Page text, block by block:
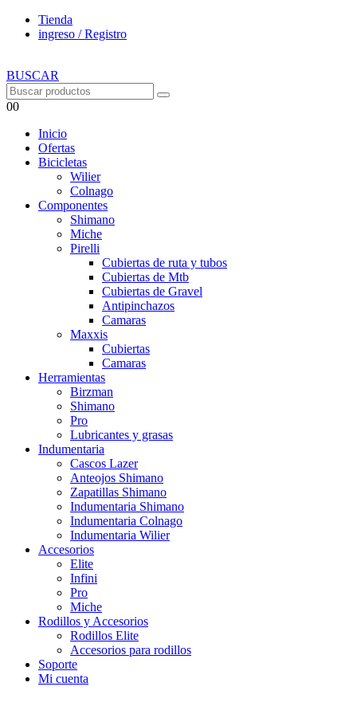
Tienda
ingreso / Registro
BUSCAR
00
Inicio
Ofertas
Bicicletas
Wilier
Colnago
Componentes
Shimano
Miche
Pirelli
Cubiertas de ruta y tubos
Cubiertas de Mtb
Cubiertas de Gravel
Antipinchazos
Camaras
Maxxis
Cubiertas
Camaras
Herramientas
Birzman
Shimano
Pro
Lubricantes y grasas
Indumentaria
Cascos Lazer
Anteojos Shimano
Zapatillas Shimano
Indumentaria Shimano
Indumentaria Colnago
Indumentaria Wilier
Accesorios
Elite
Infini
Pro
Miche
Rodillos y Accesorios
Rodillos Elite
Accesorios para rodillos
Soporte
Mi cuenta